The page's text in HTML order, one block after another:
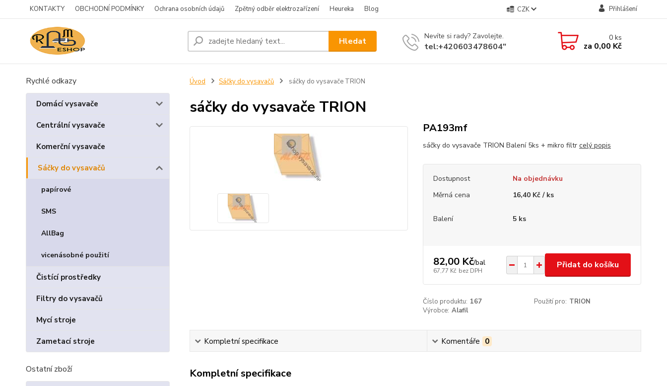
KONTAKTY OBCHODNÍ PODMÍNKY Ochrana osobních údajů Zpětný odběr elektrozařízení Heureka Blog CZK Přihlášení
Hledat Nevíte si rady? Zavolejte.
tel:+420603478604"
0ks
za 0,00 Kč
Rychlé odkazy
Domácí vysavače
Centrální vysavače
Komerční vysavače
Sáčky do vysavačů
papírové
SMS
AllBag
vicenásobné použití
Čistící prostředky
Filtry do vysavačů
Mycí stroje
Zametací stroje
Ostatní zboží
Úvod Sáčky do vysavačů sáčky do vysavače TRION
sáčky do vysavače TRION
PA193mf
sáčky do vysavače TRION Balení 5ks + mikro filtr celý popis
Dostupnost
Na objednávku
Měrná cena
16,40 Kč / ks
Balení 5 ks
82,00 Kč/bal
67,77 Kč bez DPH
Přidat do košíku
Číslo produktu: 167 Použití pro: TRION
Výrobce: Alafil
Kompletní specifikace Komentáře 0
Kompletní specifikace